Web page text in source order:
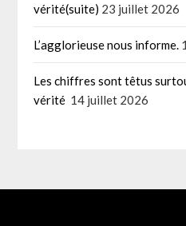
vérité(suite) 23 juillet 2026
L’agglorieuse nous informe.
Les chiffres sont têtus
vérité 14 juillet 2026